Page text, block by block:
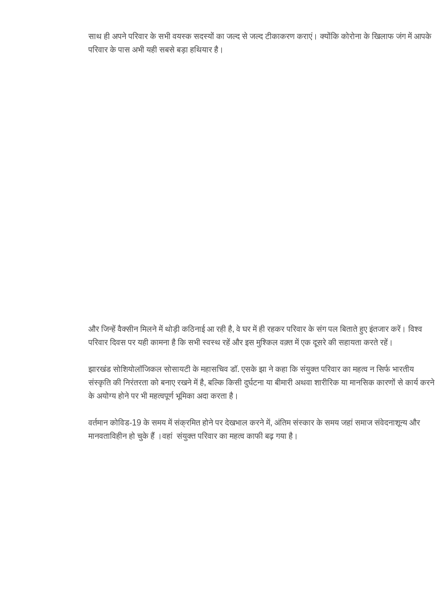
साथ ही अपने परिवार के सभी वयस्क सदस्यों का जल्द से जल्द टीकाकरण कराएं। क्योंकि कोरोना के खिलाफ जंग में आपके
परिवार के पास अभी‌ यही सबसे बड़ा हथियार है‌।
और जिन्हें वैक्सीन मिलने में थोड़ी कठिनाई आ रही है, वे घर में ही रहकर परिवार के संग पल बिताते हुए इंतजार करें। विश्व
परिवार दिवस पर यही कामना है कि सभी स्वस्थ रहें और इस मुश्किल वक़्त में एक दूसरे की सहायता करते रहें।
झारखंड सोशियोलॉजिकल सोसायटी के महासचिव डॉ. एसके झा ने कहा कि संयुक्त परिवार का महत्व न सिर्फ भारतीय
संस्कृति कीनिरंतरता को बनाएरखने में है, बल्कि किसी दुर्घटना या बीमारी अथवा शारीरिक या मानसिक कारणों से कार्य करने
के अयोग्य होने पर भी महत्वपूर्ण भूमिका अदा करता है।
वर्तमान कोविड-19 के समय में संक्रमित होने पर देखभाल करने में, अंतिम संस्कार के समय जहां समाज संवेदनाशून्य और
मानवताविहीन हो चुके हैं ।वहां संयुक्त परिवार का महत्व काफी बढ़ गया है।